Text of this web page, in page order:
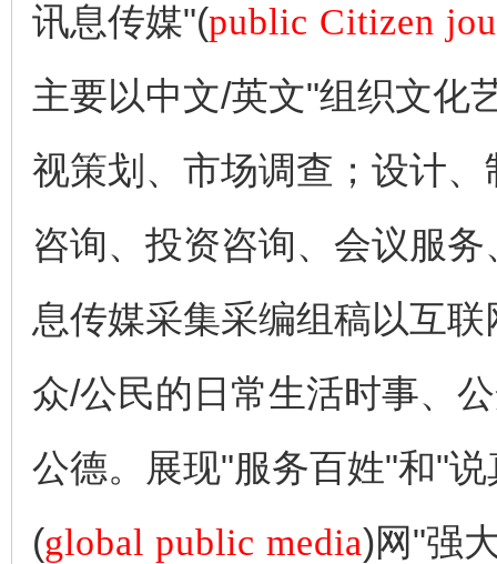
讯息传媒"(public Citizen
主要以中文/英文"组织文化
视策划、市场调查；设计
咨询、投资咨询、会议服
息传媒采集采编组稿以互
众/公民的日常生活时事、
公德。展现"服务百姓"和"
(global public media)网"强